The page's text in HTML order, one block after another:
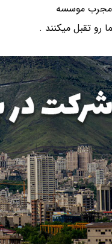
مجرب موسسه
تقبل میکنند .